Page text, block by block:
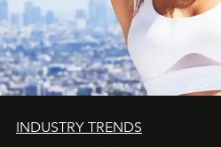
INDUSTRY TRENDS